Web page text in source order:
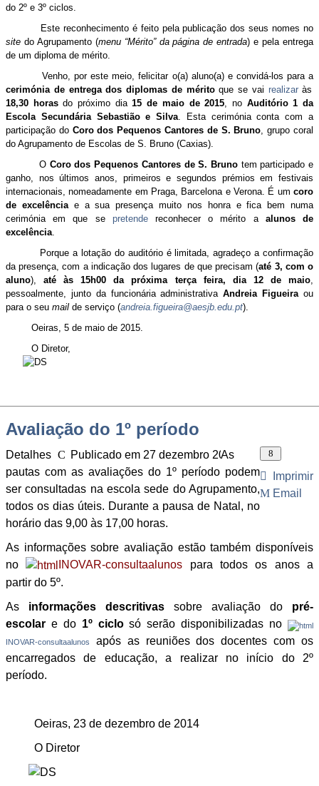
do 2º e 3º ciclos.
Este reconhecimento é feito pela publicação dos seus nomes no
site do Agrupamento (menu “Mérito” da página de entrada) e pela entrega
de um diploma de mérito.
Venho, por este meio, felicitar o(a) aluno(a) e convidá-los para a
cerimónia de entrega dos diplomas de méritoque se vai realizaràs
18,30 horasdo próximo dia15 de maio de 2015 , noAuditório 1 da
Escola Secundária Sebastião e Silva . Esta cerimónia conta com a
participação do Coro dos Pequenos Cantores de S. Bruno , grupo coral
do Agrupamento de Escolas de S. Bruno (Caxias).
O Coro dos Pequenos Cantores de S. Brunotem participado e
ganho, nos últimos anos, primeiros e segundos prémios em festivais
internacionais, nomeadamente em Praga, Barcelona e Verona. É um coro
de excelênciae a sua presença muito nos honra e fica bem numa
cerimónia em que sepretendereconhecer o mérito a alunos de
excelência
Porque a lotação do auditório é limitada, agradeço a confirmação
da presença, com a indicação dos lugares de que precisam (até 3, com o
aluno),até às 15h00 da próxima terça feira, dia 12 de maio
pessoalmente, junto da funcionária administrativaAndreia Figueira ou
para o seu mail de serviço (andreia.figueira@aesjb.edu.pt).
Oeiras, 5 de maio de 2015.
O Diretor,
Avaliação do 1º período
Imprimir
Email
Detalhes Publicado em 27 dezembro 2014 Visitas:
As
pautas com as avaliações do 1º período podem
ser consultadas na escola sede do Agrupamento,
todos os dias úteis. Durante a pausa de Natal, no
horário das 9,00 às 17,00 horas.
As informações sobre avaliação estão também disponíveis
no
INOVAR-consultaalunos
para todos os anos a
partir do 5º.
As informações descritivas sobre avaliação do pré-
escolar e do 1º ciclosó serão disponibilizadas no
INOVAR-consultaalunos
após as reuniões dos docentes com os
encarregados de educação, a realizar no início do 2º
período.
Oeiras, 23 de dezembro de 2014
O Diretor